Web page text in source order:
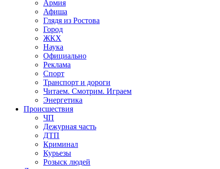
Армия
Афиша
Глядя из Ростова
Город
ЖКХ
Наука
Официально
Реклама
Спорт
Транспорт и дороги
Читаем. Смотрим. Играем
Энергетика
Происшествия
ЧП
Дежурная часть
ДТП
Криминал
Курьезы
Розыск людей